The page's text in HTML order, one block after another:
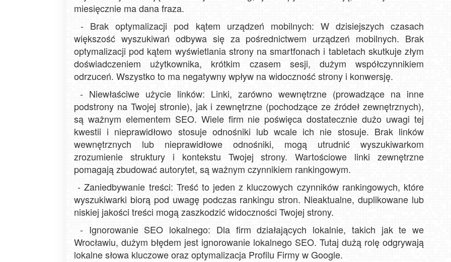
miesięcznie ma dana fraza.
- Brak optymalizacji pod kątem urządzeń mobilnych: W dzisiejszych czasach
większość wyszukiwań odbywa się za pośrednictwem urządzeń mobilnych. Brak
optymalizacji pod kątem wyświetlania strony na smartfonach i tabletach skutkuje złym
doświadczeniem użytkownika, krótkim czasem sesji, dużym współczynnikiem
odrzuceń. Wszystko to ma negatywny wpływ na widoczność strony i konwersję.
- Niewłaściwe użycie linków: Linki, zarówno wewnętrzne (prowadzące na inne
podstrony na Twojej stronie), jak i zewnętrzne (pochodzące ze źródeł zewnętrznych),
są ważnym elementem SEO. Wiele firm nie poświęca dostatecznie dużo uwagi tej
kwestii i nieprawidłowo stosuje odnośniki lub wcale ich nie stosuje. Brak linków
wewnętrznych lub nieprawidłowe odnośniki, mogą utrudnić wyszukiwarkom
zrozumienie struktury i kontekstu Twojej strony. Wartościowe linki zewnętrzne
pomagają zbudować autorytet, są ważnym czynnikiem rankingowym.
- Zaniedbywanie treści: Treść to jeden z kluczowych czynników rankingowych, które
wyszukiwarki biorą pod uwagę podczas rankingu stron. Nieaktualne, duplikowane lub
niskiej jakości treści mogą zaszkodzić widoczności Twojej strony.
- Ignorowanie SEO lokalnego: Dla firm działających lokalnie, takich jak te we
Wrocławiu, dużym błędem jest ignorowanie lokalnego SEO. Tutaj dużą rolę odgrywają
lokalne słowa kluczowe oraz optymalizacja Profilu Firmy w Google.